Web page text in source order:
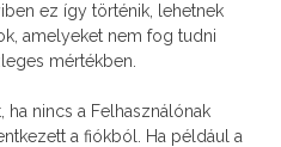
ez így történik, lehetnek
amelyeket nem fog tudni
mértékben.
ha nincs a Felhasználónak
a fiókból. Ha például a